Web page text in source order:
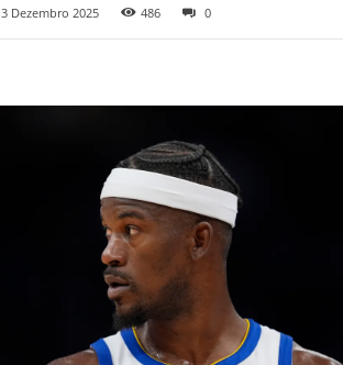
3 Dezembro 2025 486 0